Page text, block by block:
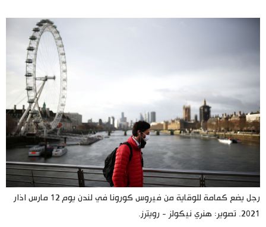
اليابان في فيديو
الأقسام
أشخاص
تجارب وآراء
اللغة اليابانية
موسوعة اليابان
تواصل معنا
رجل يضع كمامة للوقاية من فيروس كورونا في لندن يوم 12 مارس اذار
2021. تصوير: هنري نيكولز - رويترز.